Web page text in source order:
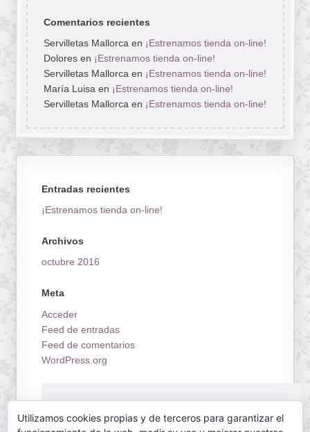
Comentarios recientes
Servilletas Mallorcaen ¡Estrenamos tienda on-line!
Doloresen ¡Estrenamos tienda on-line!
Servilletas Mallorcaen ¡Estrenamos tienda on-line!
María Luisaen ¡Estrenamos tienda on-line!
Servilletas Mallorcaen ¡Estrenamos tienda on-line!
Entradas recientes
¡Estrenamos tienda on-line!
Archivos
octubre 2016
Meta
Acceder
Feed de entradas
Feed de comentarios
WordPress.org
Utilizamos cookies propias y de terceros para garantizar el